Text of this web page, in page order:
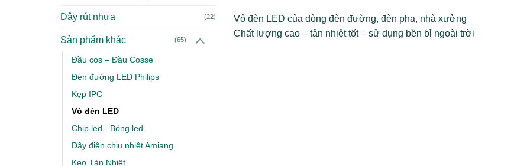
Dây rút nhựa (22)
Sản phẩm khác (65)
Đầu cos – Đầu Cosse
Đèn đường LED Philips
Kẹp IPC
Vỏ đèn LED
Chip led - Bóng led
Dây điện chịu nhiệt Amiang
Keo Tản Nhiệt
Vỏ đèn LED của dòng đèn đường, đèn pha, nhà xưởng
Chất lượng cao – tản nhiệt tốt – sử dụng bền bỉ ngoài trời